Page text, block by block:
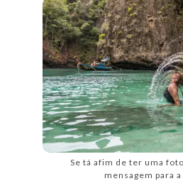
Se tá afim de ter uma
mensagem para